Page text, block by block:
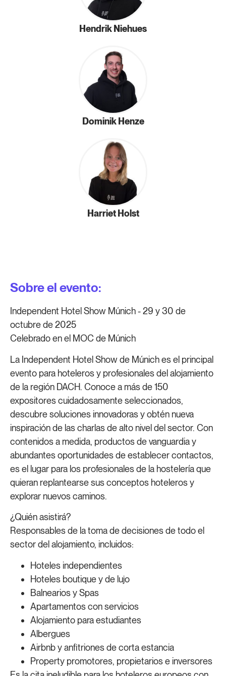
Hendrik Niehues
Dominik Henze
Harriet Holst
Sobre el evento:
Independent Hotel Show Múnich - 29 y 30 de
octubre de 2025
Celebrado en el MOC de Múnich
La Independent Hotel Show de Múnich es el principal
evento para hoteleros y profesionales del alojamiento
de la región DACH. Conoce a más de 150
expositores cuidadosamente seleccionados,
descubre soluciones innovadoras y obtén nueva
inspiración de las charlas de alto nivel del sector. Con
contenidos a medida, productos de vanguardia y
abundantes oportunidades de establecer contactos,
es el lugar para los profesionales de la hostelería que
quieran replantearse sus conceptos hoteleros y
explorar nuevos caminos.
¿Quién asistirá?
Responsables de la toma de decisiones de todo el
sector del alojamiento, incluidos:
Hoteles independientes
Hoteles boutique y de lujo
Balnearios y Spas
Apartamentos con servicios
Alojamiento para estudiantes
Albergues
Airbnb y anfitriones de corta estancia
Property promotores, propietarios e inversores